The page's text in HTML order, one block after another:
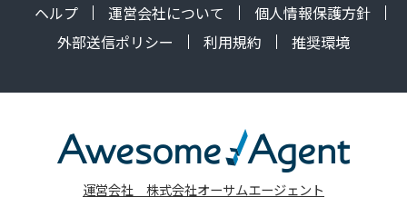
ヘルプ 運営会社について
個人情報保護方針
外部送信ポリシー
利用規約 推奨環境
運営会社 株式会社オーサムエージェント